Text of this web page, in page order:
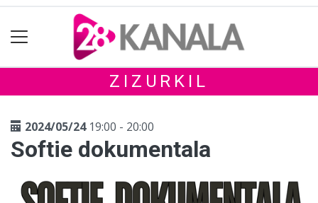
ZIZURKIL
2024/05/2419:00 - 20:00
Softie dokumentala